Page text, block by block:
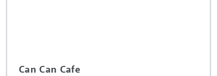
Can Can Cafe